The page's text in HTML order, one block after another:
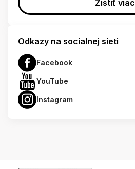
Zistiť viac
Odkazy na socialnej sieti
Facebook
YouTube
Instagram